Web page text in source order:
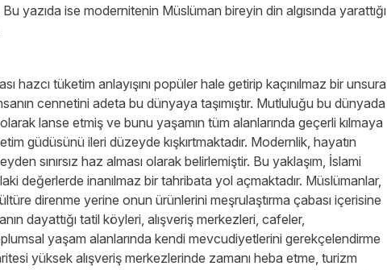
yazıda ise modernitenin Müslüman bireyin din algısında yarattığı
hazcı tüketim anlayışını popüler hale getirip kaçınılmaz bir unsura
cennetini adeta bu dünyaya taşımıştır. Mutluluğu bu dünyada
lanse etmiş ve bunu yaşamın tüm alanlarında geçerli kılmaya
güdüsünü ileri düzeyde kışkırtmaktadır. Modernlik, hayatın
sınırsız haz alması olarak belirlemiştir. Bu yaklaşım, İslami
değerlerde inanılmaz bir tahribata yol açmaktadır. Müslümanlar,
direnme yerine onun ürünlerini meşrulaştırma çabası içerisine
dayattığı tatil köyleri, alışveriş merkezleri, cafeler,
yaşam alanlarında kendi mevcudiyetlerini gerekçelendirme
yüksek alışveriş merkezlerinde zamanı heba etme, turizm